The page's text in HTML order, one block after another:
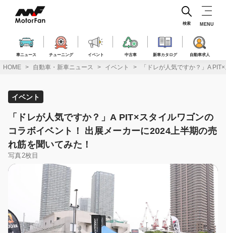
ス
車ニュース チューニング イベント 中古車 新車カタログ 自動車求人
検索 MENU
HOME 自動車・新車ニュース イベント 「ドレが人気ですか？」A
イベント
「ドレが人気ですか？」A PIT×スタイルワゴンの
コラボイベント！ 出展メーカーに2024上半期の売
れ筋を聞いてみた！
写真2枚目